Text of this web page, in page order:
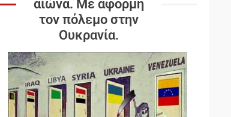
αιώνα. Mε αφορμή
τον πόλεμο στην
Ουκρανία.